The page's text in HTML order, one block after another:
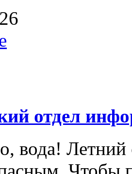
отдел
вода! Летний